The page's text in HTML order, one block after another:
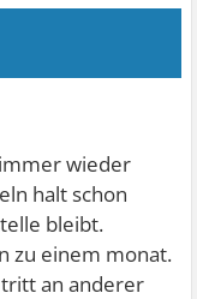
wieder
halt schon
bleibt.
zu einem monat.
an anderer